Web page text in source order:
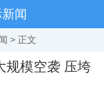
闻
> 正文
模空袭 压垮